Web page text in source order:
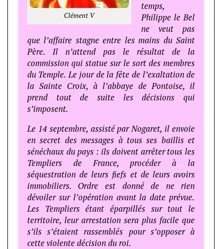
Clément V
temps,
Philippe le Bel
ne veut pas
que l’affaire stagne entre les mains du Saint
Père. Il n’attend pas le résultat de la
commission qui statue sur le sort des membres
du Temple. Le jour de la fête de l’exaltation de
la Sainte Croix, à l’abbaye de Pontoise, il
prend tout de suite les décisions qui
s’imposent.
Le 14 septembre, assisté par Nogaret, il envoie
en secret des messages à tous ses baillis et
sénéchaux du pays : ils doivent arrêter tous les
Templiers de France, procéder à la
séquestration de leurs fiefs et de leurs avoirs
immobiliers. Ordre est donné de ne rien
dévoiler sur l’opération avant la date prévue.
Les Templiers étant éparpillés sur tout le
territoire, leur arrestation sera plus facile que
s’ils s’étaient rassemblés pour s’opposer à
cette violente décision du roi.